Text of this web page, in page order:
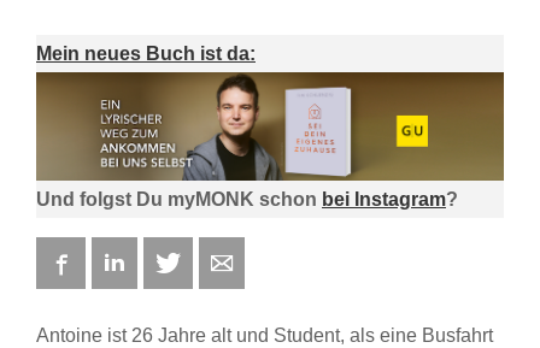
Mein neues Buch ist da:
Und folgst Du myMONK schon bei Instagram?
FacebookLinkedIn Twitter
Antoine ist 26 Jahre alt und Student, als eine Busfahrt